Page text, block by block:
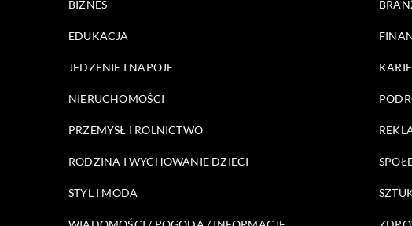
BIZNES
EDUKACJA
JEDZENIE I NAPOJE
NIERUCHOMOŚCI
PRZEMYSŁ I ROLNICTWO
RODZINA I WYCHOWANIE DZIECI
STYL I MODA